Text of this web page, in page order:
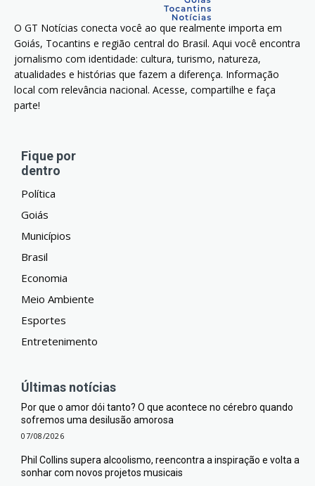
O GT Notícias conecta você ao que realmente importa em
Goiás, Tocantins e região central do Brasil. Aqui você encontra
jornalismo com identidade: cultura, turismo, natureza,
atualidades e histórias que fazem a diferença. Informação
local com relevância nacional. Acesse, compartilhe e faça
parte!
Fique por
dentro
Política
Goiás
Municípios
Brasil
Economia
Meio Ambiente
Esportes
Entretenimento
Últimas notícias
Por que o amor dói tanto? O que acontece no cérebro quando
sofremos uma desilusão amorosa
07/08/2026
Phil Collins supera alcoolismo, reencontra a inspiração e volta a
sonhar com novos projetos musicais